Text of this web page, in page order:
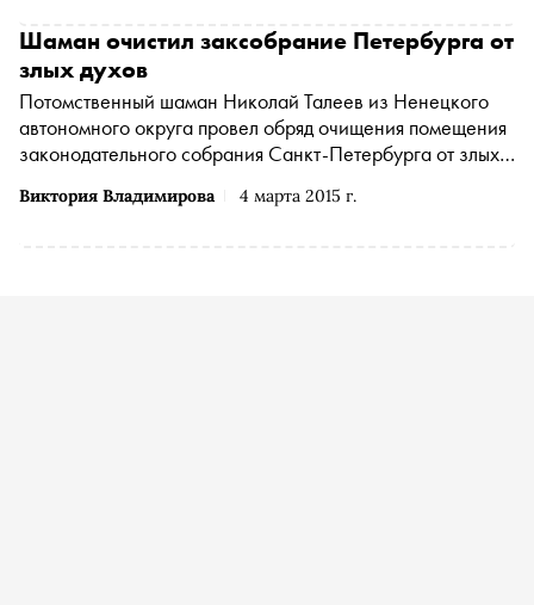
Виктория Владимирова 4 марта 2015 г.
Шаман очистил заксобрание Петербурга от
злых духов
Потомственный шаман Николай Талеев из Ненецкого
автономного округа провел обряд очищения помещения
законодательного собрания Санкт-Петербурга от злых